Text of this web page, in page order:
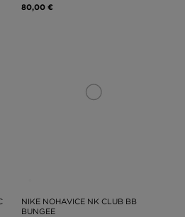
80,00 €
NIKE NOHAVICE NK CLUB BB
BUNGEE